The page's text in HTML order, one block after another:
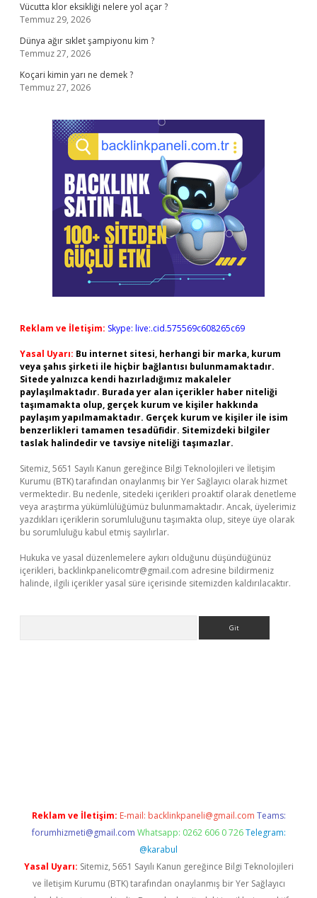
Vücutta klor eksikliği nelere yol açar ?
Temmuz 29, 2026
Dünya ağır sıklet şampiyonu kim ?
Temmuz 27, 2026
Koçari kimin yarı ne demek ?
Temmuz 27, 2026
Reklam ve İletişim: Skype: live:.cid.575569c608265c69
Yasal Uyarı: Bu internet sitesi, herhangi bir marka, kurum
veya şahıs şirketi ile hiçbir bağlantısı bulunmamaktadır.
Sitede yalnızca kendi hazırladığımız makaleler
paylaşılmaktadır. Burada yer alan içerikler haber niteliği
taşımamakta olup, gerçek kurum ve kişiler hakkında
paylaşım yapılmamaktadır. Gerçek kurum ve kişiler ile isim
benzerlikleri tamamen tesadüfidir. Sitemizdeki bilgiler
taslak halindedir ve tavsiye niteliği taşımazlar.
Sitemiz, 5651 Sayılı Kanun gereğince Bilgi Teknolojileri ve İletişim
Kurumu (BTK) tarafından onaylanmış bir Yer Sağlayıcı olarak hizmet
vermektedir. Bu nedenle, sitedeki içerikleri proaktif olarak denetleme
veya araştırma yükümlülüğümüz bulunmamaktadır. Ancak, üyelerimiz
yazdıkları içeriklerin sorumluluğunu taşımakta olup, siteye üye olarak
bu sorumluluğu kabul etmiş sayılırlar.
Hukuka ve yasal düzenlemelere aykırı olduğunu düşündüğünüz
içerikleri, backlinkpanelicomtr@gmail.com adresine bildirmeniz
halinde, ilgili içerikler yasal süre içerisinde sitemizden kaldırılacaktır.
Reklam ve İletişim: E-mail: backlinkpaneli@gmail.com Teams:
forumhizmeti@gmail.com Whatsapp: 0262 606 0 726 Telegram:
@karabul
Yasal Uyarı: Sitemiz, 5651 Sayılı Kanun gereğince Bilgi Teknolojileri
ve İletişim Kurumu (BTK) tarafından onaylanmış bir Yer Sağlayıcı